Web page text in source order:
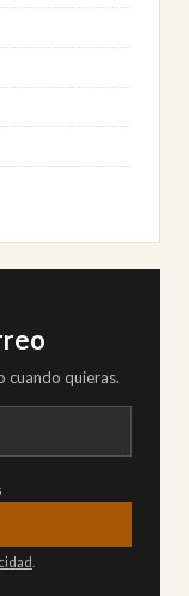
cuando quieras.